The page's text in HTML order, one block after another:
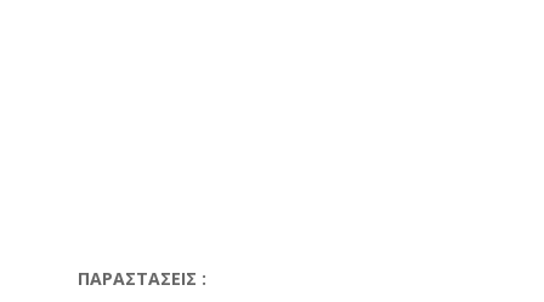
ΠΑΡΑΣΤΑΣΕΙΣ :